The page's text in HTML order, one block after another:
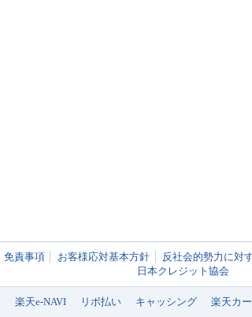
免責事項 お客様応対基本方針 反社会的勢力に対
日本クレジット協会
楽天e-NAVI リボ払い キャッシング 楽天カ